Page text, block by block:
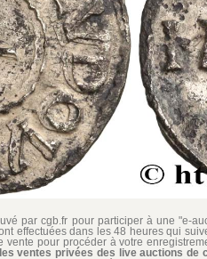
par cgb.fr pour participer à une "e-
effectuées dans les 48 heures qui
pour procéder à votre
ventes privées des live auctions de